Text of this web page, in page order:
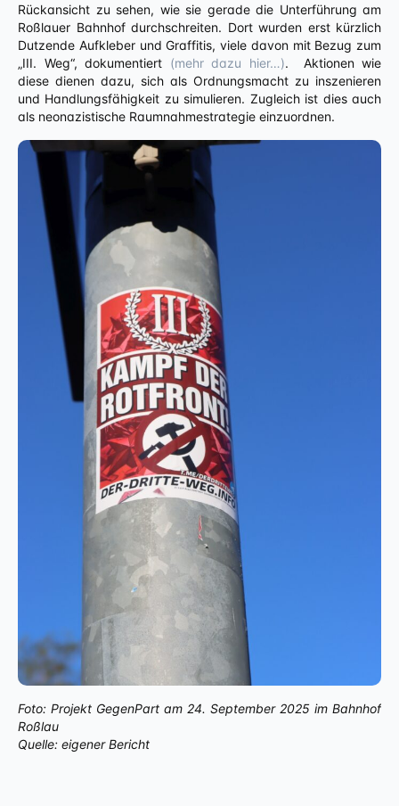
Rückansicht zu sehen, wie sie gerade die Unterführung am
Roßlauer Bahnhof durchschreiten. Dort wurden erst kürzlich
Dutzende Aufkleber und Graffitis, viele davon mit Bezug zum
„III. Weg“, dokumentiert (mehr dazu hier…). Aktionen wie
diese dienen dazu, sich als Ordnungsmacht zu inszenieren
und Handlungsfähigkeit zu simulieren. Zugleich ist dies auch
als neonazistische Raumnahmestrategie einzuordnen.
Foto: Projekt GegenPart am 24. September 2025 im Bahnhof
Roßlau
Quelle: eigener Bericht